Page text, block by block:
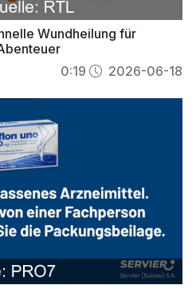
Wundheilung für
0:19 2026-06-18